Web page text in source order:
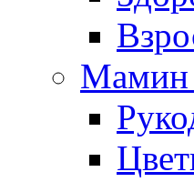
Мамин